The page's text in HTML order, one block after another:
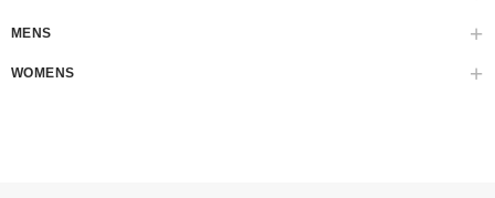
MENS
WOMENS